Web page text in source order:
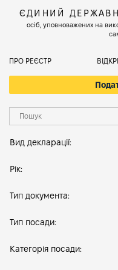
ЄДИНИЙ
осіб, уповноважених на
ПРО РЕЄСТР
Вид декларації:
Рік:
Тип документа:
Тип посади:
Категорія посади: